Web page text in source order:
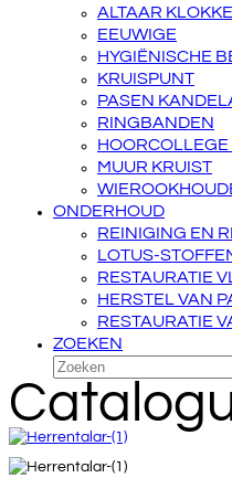
ALTAAR
EEUWIGE
HYGIËNISCHE
KRUISPUNT
PASEN
RINGBANDEN
HOORCOLLEGE
MUUR KRUIST
ONDERHOUD
REINIGING EN
LOTUS-
RESTAURATIE
HERSTEL VAN
RESTAURATIE
ZOEKEN
Zoeken